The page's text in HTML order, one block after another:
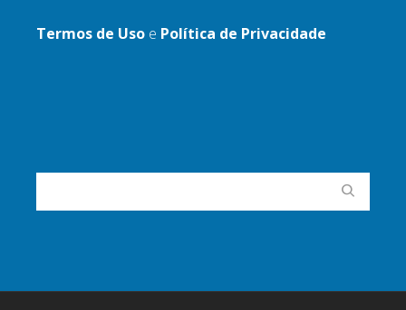
Termos de Uso e Política de Privacidade